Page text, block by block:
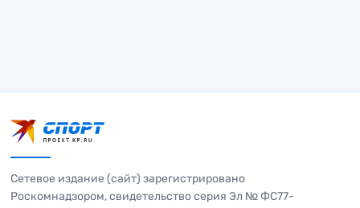
Сетевое издание (сайт) зарегистрировано
Роскомнадзором, свидетельство серия Эл № ФС77-